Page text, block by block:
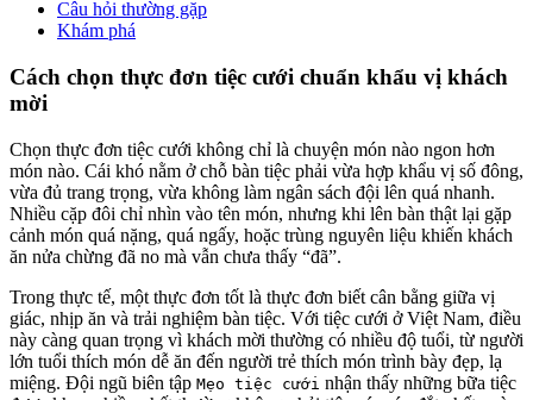
Câu hỏi thường gặp
Khám phá
Cách chọn thực đơn tiệc cưới chuẩn khẩu vị khách
mời
Chọn thực đơn tiệc cưới không chỉ là chuyện món nào ngon hơn
món nào. Cái khó nằm ở chỗ bàn tiệc phải vừa hợp khẩu vị số đông,
vừa đủ trang trọng, vừa không làm ngân sách đội lên quá nhanh.
Nhiều cặp đôi chỉ nhìn vào tên món, nhưng khi lên bàn thật lại gặp
cảnh món quá nặng, quá ngấy, hoặc trùng nguyên liệu khiến khách
ăn nửa chừng đã no mà vẫn chưa thấy “đã”.
Trong thực tế, một thực đơn tốt là thực đơn biết cân bằng giữa vị
giác, nhịp ăn và trải nghiệm bàn tiệc. Với tiệc cưới ở Việt Nam, điều
này càng quan trọng vì khách mời thường có nhiều độ tuổi, từ người
lớn tuổi thích món dễ ăn đến người trẻ thích món trình bày đẹp, lạ
miệng. Đội ngũ biên tập Mẹo tiệc cưới nhận thấy những bữa tiệc